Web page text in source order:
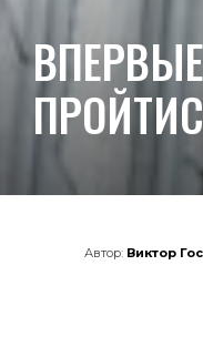
Автор: Виктор